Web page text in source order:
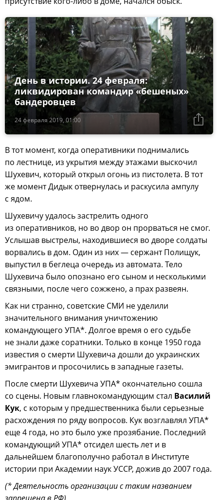
24 февраля 2019, 01:00
День в истории. 24 февраля:
ликвидирован командир «бешеных»
бандеровцев
В тот момент, когда оперативники поднимались
по лестнице, из укрытия между этажами выскочил
Шухевич, который открыл огонь из пистолета. В тот
же момент Дидык отвернулась и раскусила ампулу
с ядом.
Шухевичу удалось застрелить одного
из оперативников, но во двор он прорваться не смог.
Услышав выстрелы, находившиеся во дворе солдаты
ворвались в дом. Один из них — сержант Полищук,
выпустил в беглеца очередь из автомата. Тело
Шухевича было опознано его сыном и несколькими
связными, после чего сожжено, а прах развеян.
Как ни странно, советские СМИ не уделили
значительного внимания уничтожению
командующего УПА*. Долгое время о его судьбе
не знали даже соратники. Только в конце 1950 года
известия о смерти Шухевича дошли до украинских
эмигрантов и просочились в западные газеты.
После смерти Шухевича УПА* окончательно сошла
со сцены. Новым главнокомандующим стал Василий
Кук, с которым у предшественника были серьезные
расхождения по ряду вопросов. Кук возглавлял УПА*
еще 4 года, но это было уже прозябание. Последний
командующий УПА* отсидел шесть лет и в
дальнейшем благополучно работал в Институте
истории при Академии наук УССР, дожив до 2007 года.
(* Деятельность организации с таким названием